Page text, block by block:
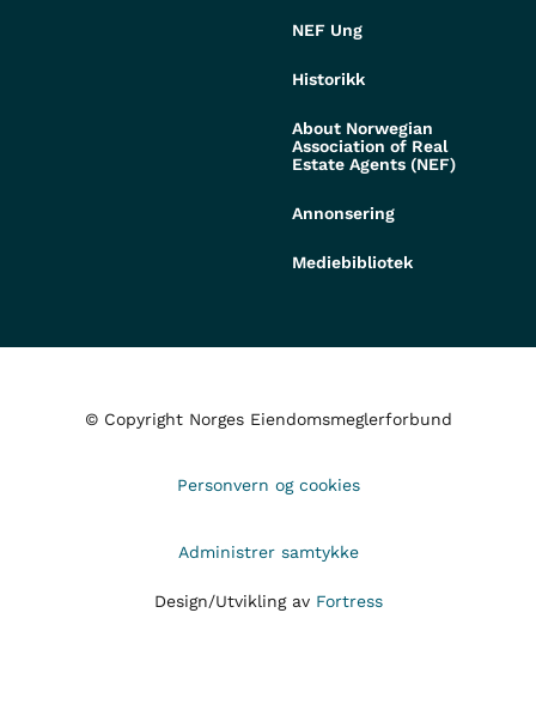
NEF Ung
Historikk
About Norwegian
Association of Real
Estate Agents (NEF)
Annonsering
Mediebibliotek
© Copyright Norges Eiendomsmeglerforbund
Personvern og cookies
Administrer samtykke
Design/Utvikling av Fortress